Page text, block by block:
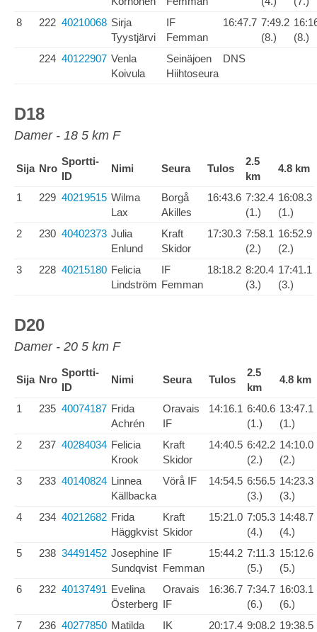
8
222 40210068 Sirja
Tyystjärvi
IF
Femman
16:47.7 7:49.2
(8.)
(8.)
224 40122907 Venla
Koivula
Seinäjoen
Hiihtoseura
DNS
D18
Damer - 18 5 km F
Sija Nro
Sportti-
ID
Nimi Seura Tulos
2.5
km
4.8 km
1 229 40219515 Wilma
Lax
Borgå
Akilles
16:43.6 7:32.4
(1.)
16:08.3
(1.)
2
230 40402373 Julia
Enlund
Kraft
Skidor
17:30.3 7:58.1
(2.)
16:52.9
(2.)
3
228 40215180 Felicia
Lindström
IF
Femman
18:18.2 8:20.4
(3.)
17:41.1
(3.)
D20
Damer - 20 5 km F
Sija Nro
Sportti-
ID
Nimi Seura Tulos
2.5
km
4.8 km
1 235 40074187 Frida
Achrén
Oravais
IF
14:16.1 6:40.6
(1.)
13:47.1
(1.)
2
237 40284034 Felicia
Krook
Kraft
Skidor
14:40.5 6:42.2
(2.)
14:10.0
(2.)
3
233 40140824 Linnea
Källbacka
Vörå IF 14:54.5 6:56.5
(3.)
14:23.3
(3.)
4
234 40212682 Frida
Häggkvist
Kraft
Skidor
15:21.0 7:05.3
(4.)
14:48.7
(4.)
5
238 34491452 Josephine
Sundqvist
IF
Femman
15:44.2 7:11.3
(5.)
15:12.6
(5.)
6
232 40137491 Evelina
Österberg
Oravais
IF
16:36.7 7:34.7
(6.)
16:03.1
(6.)
7
236 40277850 Matilda
IK
20:17.4 9:08.2 19:38.5